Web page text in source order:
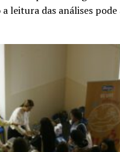
leitura das análises